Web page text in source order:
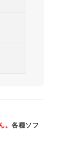
。各種ソフ